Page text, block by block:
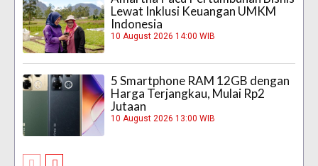
Lewat Inklusi Keuangan UMKM
Indonesia
10 August 2026 14:00 WIB
5 Smartphone RAM 12GB dengan
Harga Terjangkau, Mulai Rp2
Jutaan
10 August 2026 13:00 WIB